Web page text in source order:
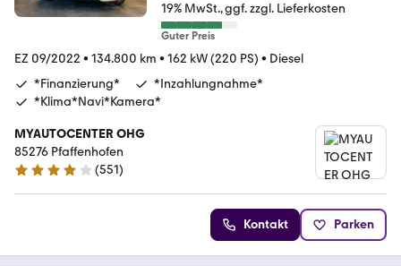
19% MwSt. ggf. zzgl. Lieferkosten
Guter Preis
EZ 09/2022 • 134.800 km • 162 kW (220 PS) • Diesel
*Finanzierung*
*Inzahlungnahme*
*Klima*Navi*Kamera*
MYAUTOCENTER OHG
85276 Pfaffenhofen
4.2 Sterne
(551)
Kontakt Parken